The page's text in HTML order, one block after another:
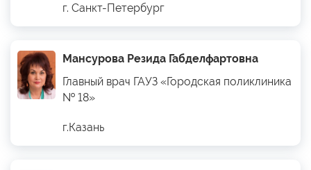
г. Санкт-Петербург
Мансурова Резида Габделфартовна
Главный врач ГАУЗ «Городская поликлиника
№ 18»
г.Казань